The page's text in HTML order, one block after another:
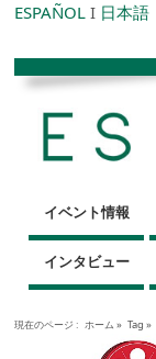
ESPAÑOL I 日本語
イベント情報
インタビュー
現在のページ : ホーム » Tag »